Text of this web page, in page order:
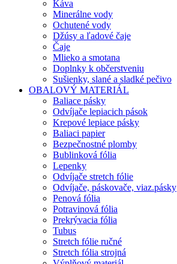
Káva
Minerálne vody
Ochutené vody
Džúsy a ľadové čaje
Čaje
Mlieko a smotana
Doplnky k občerstveniu
Sušienky, slané a sladké pečivo
OBALOVÝ MATERIÁL
Baliace pásky
Odvíjače lepiacich pások
Krepové lepiace pásky
Baliaci papier
Bezpečnostné plomby
Bublinková fólia
Lepenky
Odvíjače stretch fólie
Odvíjače, páskovače, viaz.pásky
Penová fólia
Potravinová fólia
Prekrývacia fólia
Tubus
Stretch fólie ručné
Stretch fólia strojná